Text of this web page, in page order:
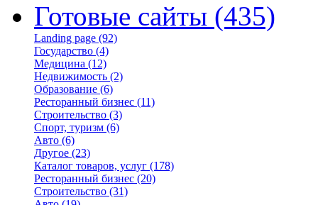
Готовые сайты (435)
Landing page (92)
Государство (4)
Медицина (12)
Недвижимость (2)
Образование (6)
Ресторанный бизнес (11)
Строительство (3)
Спорт, туризм (6)
Авто (6)
Другое (23)
Каталог товаров, услуг (178)
Ресторанный бизнес (20)
Строительство (31)